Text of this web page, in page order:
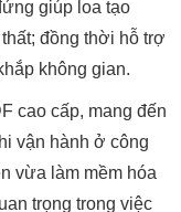
khả năng dẫn
F71